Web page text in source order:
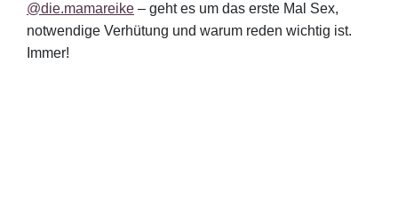
@die.mamareike – geht es um das erste Mal Sex,
notwendige Verhütung und warum reden wichtig ist.
Immer!